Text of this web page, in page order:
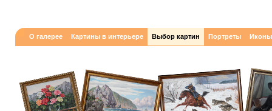
О галерее Картины в интерьере Выбор картин Портреты Иконы